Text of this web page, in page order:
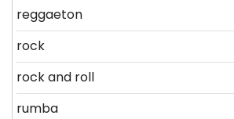
reggaeton
rock
rock and roll
rumba